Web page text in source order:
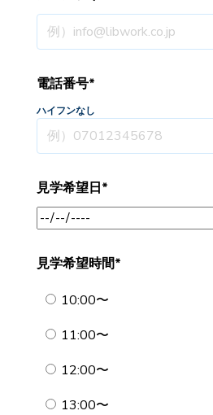
電話番号*
ハイフンなし
見学希望日*
見学希望時間*
10:00〜
11:00〜
12:00〜
13:00〜